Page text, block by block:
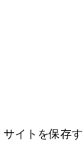
イトを保存す